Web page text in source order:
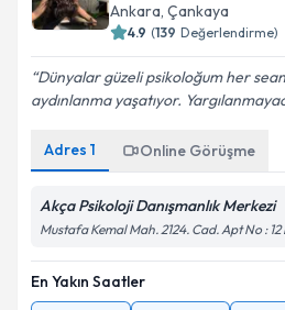
E-posta Adresiniz
Metni'ni okudum ve
Ankara, Çankaya
4.9 (139 Değerlendirme)
Dünyalar güzeli psikoloğum her
aydınlanma yaşatıyor.
Adres 1 Online Görüşme
Akça Psikoloji Danışmanlık Merkezi
Mustafa Kemal Mah. 2124. Cad. Apt No : 12
En Yakın Saatler